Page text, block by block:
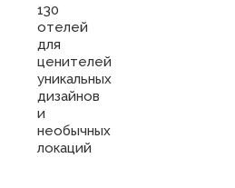
130
отелей
для
ценителей
уникальных
дизайнов
и
необычных
локаций